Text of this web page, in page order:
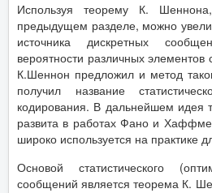
Используя теорему К.
предыдущем разделе, можно
источника дискретных
вероятности различных
К.Шеннон предложил и метод
получил название
кодирования. В дальнейшем идея
развита в работах Фано и
широко используется на практике
Основой статистического
сообщений является теорема К.